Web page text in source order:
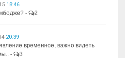
18:46
- 2
20:39
временное, важно видеть
- 3